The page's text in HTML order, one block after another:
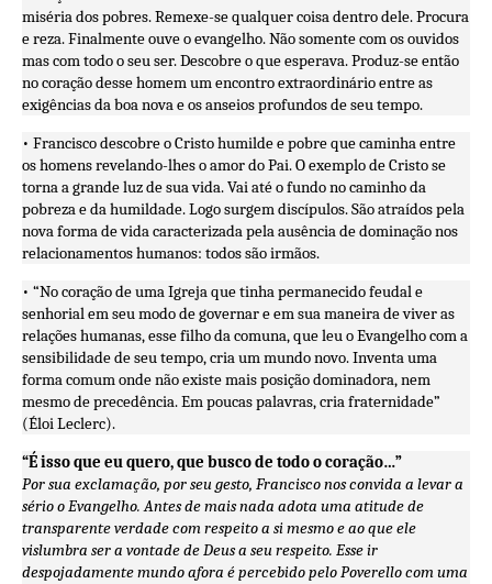
miséria dos pobres. Remexe-se qualquer coisa dentro dele. Procura
e reza. Finalmente ouve o evangelho. Não somente com os ouvidos
mas com todo o seu ser. Descobre o que esperava. Produz-se então
no coração desse homem um encontro extraordinário entre as
exigências da boa nova e os anseios profundos de seu tempo.
• Francisco descobre o Cristo humilde e pobre que caminha entre
os homens revelando-lhes o amor do Pai. O exemplo de Cristo se
torna a grande luz de sua vida. Vai até o fundo no caminho da
pobreza e da humildade. Logo surgem discípulos. São atraídos pela
nova forma de vida caracterizada pela ausência de dominação nos
relacionamentos humanos: todos são irmãos.
• “No coração de uma Igreja que tinha permanecido feudal e
senhorial em seu modo de governar e em sua maneira de viver as
relações humanas, esse filho da comuna, que leu o Evangelho com a
sensibilidade de seu tempo, cria um mundo novo. Inventa uma
forma comum onde não existe mais posição dominadora, nem
mesmo de precedência. Em poucas palavras, cria fraternidade”
(Éloi Leclerc).
“É isso que eu quero, que busco de todo o coração…”
Por sua exclamação, por seu gesto, Francisco nos convida a levar a
sério o Evangelho. Antes de mais nada adota uma atitude de
transparente verdade com respeito a si mesmo e ao que ele
vislumbra ser a vontade de Deus a seu respeito. Esse ir
despojadamente mundo afora é percebido pelo Poverello com uma